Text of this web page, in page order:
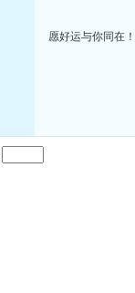
愿好运与你同在